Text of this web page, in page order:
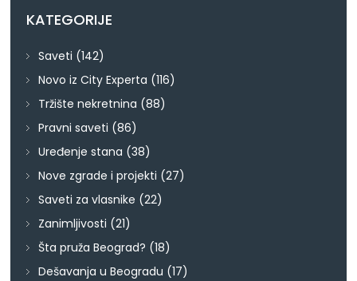
KATEGORIJE
Saveti (142)
Novo iz City Experta (116)
Tržište nekretnina (88)
Pravni saveti (86)
Uređenje stana (38)
Nove zgrade i projekti (27)
Saveti za vlasnike (22)
Zanimljivosti (21)
Šta pruža Beograd? (18)
Dešavanja u Beogradu (17)